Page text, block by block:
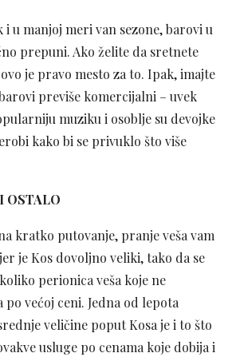
i u manjoj meri van sezone, barovi u
prepuni. Ako želite da sretnete
je pravo mesto za to. Ipak, imajte
previše komercijalni – uvek
muziku i osoblje su devojke
kako bi se privuklo što više
OSTALO
kratko putovanje, pranje veša vam
je Kos dovoljno veliki, tako da se
perionica veša koje ne
većoj ceni. Jedna od lepota
veličine poput Kosa je i to što
usluge po cenama koje dobija i